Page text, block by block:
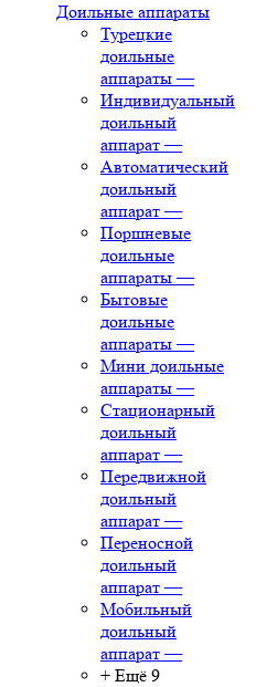
Доильные аппараты
Турецкие
доильные
аппараты —
Индивидуальный
доильный
аппарат —
Автоматический
доильный
аппарат —
Поршневые
доильные
аппараты —
Бытовые
доильные
аппараты —
Мини доильные
аппараты —
Стационарный
доильный
аппарат —
Передвижной
доильный
аппарат —
Переносной
доильный
аппарат —
Мобильный
доильный
аппарат —
+ Ещё 9